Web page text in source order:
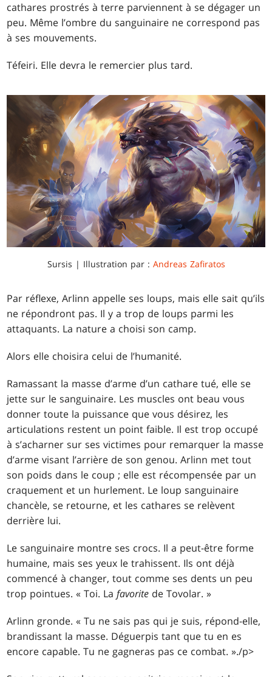
cathares prostrés à terre parviennent à se dégager un
peu. Même l’ombre du sanguinaire ne correspond pas
à ses mouvements.
Téfeiri. Elle devra le remercier plus tard.
Sursis | Illustration par : Andreas Zafiratos
Par réflexe, Arlinn appelle ses loups, mais elle sait qu’ils
ne répondront pas. Il y a trop de loups parmi les
attaquants. La nature a choisi son camp.
Alors elle choisira celui de l’humanité.
Ramassant la masse d’arme d’un cathare tué, elle se
jette sur le sanguinaire. Les muscles ont beau vous
donner toute la puissance que vous désirez, les
articulations restent un point faible. Il est trop occupé
à s’acharner sur ses victimes pour remarquer la masse
d’arme visant l’arrière de son genou. Arlinn met tout
son poids dans le coup ; elle est récompensée par un
craquement et un hurlement. Le loup sanguinaire
chancèle, se retourne, et les cathares se relèvent
derrière lui.
Le sanguinaire montre ses crocs. Il a peut-être forme
humaine, mais ses yeux le trahissent. Ils ont déjà
commencé à changer, tout comme ses dents un peu
trop pointues. « Toi. Lafavorite de Tovolar. »
Arlinn gronde. « Tu ne sais pas qui je suis, répond-elle,
brandissant la masse. Déguerpis tant que tu en es
encore capable. Tu ne gagneras pas ce combat. »./p>